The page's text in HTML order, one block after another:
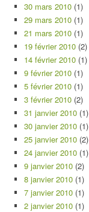
30 mars 2010 (1)
29 mars 2010 (1)
21 mars 2010 (1)
19 février 2010 (2)
14 février 2010 (1)
9 février 2010 (1)
5 février 2010 (1)
3 février 2010 (2)
31 janvier 2010 (1)
30 janvier 2010 (1)
25 janvier 2010 (2)
24 janvier 2010 (1)
9 janvier 2010 (2)
8 janvier 2010 (1)
7 janvier 2010 (1)
2 janvier 2010 (1)